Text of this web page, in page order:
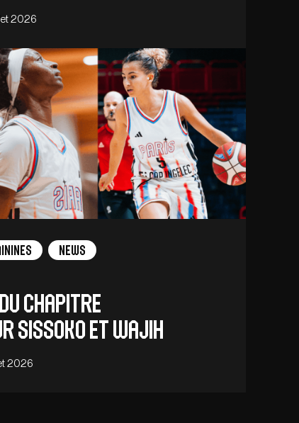
2026
News
du chapitre
Sissoko et Wajih
2026